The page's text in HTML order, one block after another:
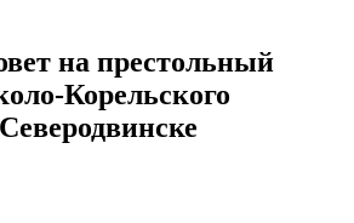
на престольный
Корельского